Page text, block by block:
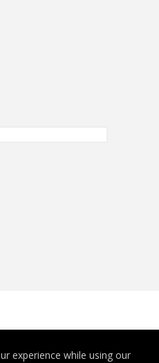
experience while using our